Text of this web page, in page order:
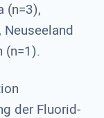
(n=3),
Neuseeland
(n=1).
der Fluorid-